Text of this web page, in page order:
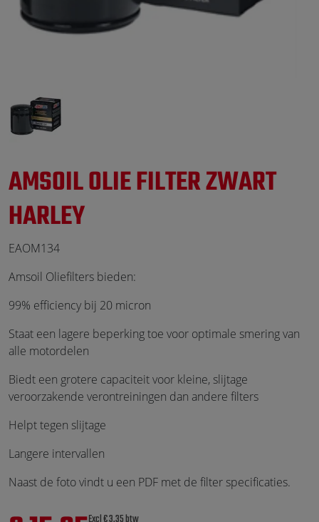
AMSOIL OLIE FILTER ZWART
HARLEY
EAOM134
Amsoil Oliefilters bieden:
99% efficiency bij 20 micron
Staat een lagere beperking toe voor optimale smering van
alle motordelen
Biedt een grotere capaciteit voor kleine, slijtage
veroorzakende verontreiningen dan andere filters
Helpt tegen slijtage
Langere intervallen
Naast de foto vindt u een PDF met de filter specificaties.
Excl € 3,35 btw